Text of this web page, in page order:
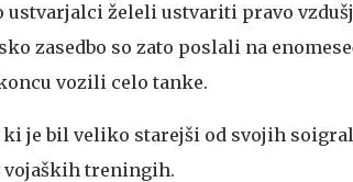
želeli ustvariti pravo
zasedbo so zato poslali na
vozili celo tanke.
je bil veliko starejši od svojih
vojaških treningih.